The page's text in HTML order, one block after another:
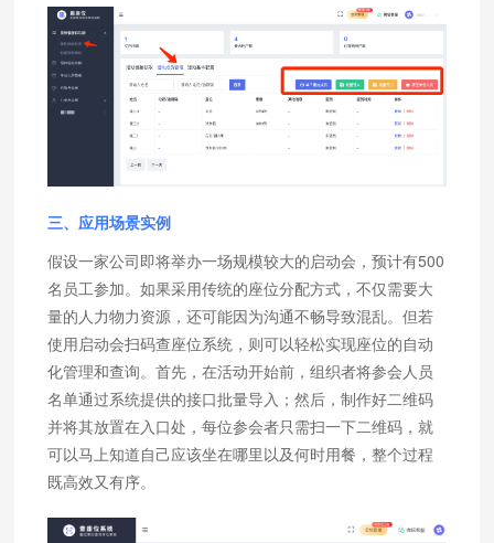
三、应用场景实例
假设一家公司即将举办一场规模较大的启动会，预计有500
名员工参加。如果采用传统的座位分配方式，不仅需要大
量的人力物力资源，还可能因为沟通不畅导致混乱。但若
使用启动会扫码查座位系统，则可以轻松实现座位的自动
化管理和查询。首先，在活动开始前，组织者将参会人员
名单通过系统提供的接口批量导入；然后，制作好二维码
并将其放置在入口处，每位参会者只需扫一下二维码，就
可以马上知道自己应该坐在哪里以及何时用餐，整个过程
既高效又有序。